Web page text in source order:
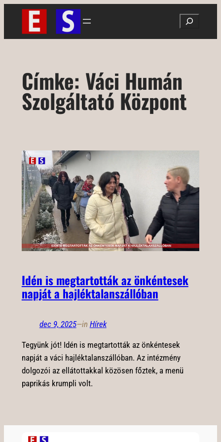
Ugrás
tartalomhoz
Search
Címke: Váci Humán
Szolgáltató Központ
Idén is megtartották az önkéntesek
napját a hajléktalanszállóban
dec 9, 2025—in Hírek
Tegyünk jót! Idén is megtartották az önkéntesek
napját a váci hajléktalanszállóban. Az intézmény
dolgozói az ellátottakkal közösen főztek, a menü
paprikás krumpli volt.